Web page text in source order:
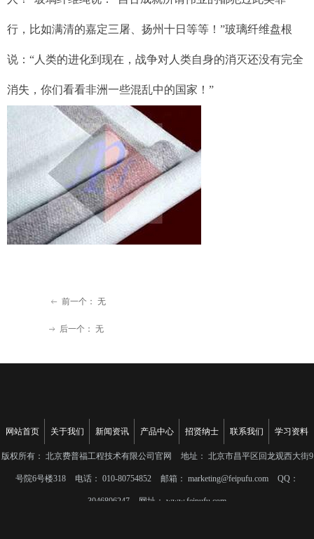
ꂃ 前一个： 无
ꁹ 后一个： 无
行，比如满清的嘉定三屠、扬州十日等等！”玻璃纤维盘根
说：“人类的进化到现在，战争对人类自身的消灭还没有完全
消失，你们看看非洲一些混乱中的国家！”
网站首页 关于我们 新闻资讯 产品中心 招贤纳士 联系我们 学习资料
版权所有： 北京费普福工程技术有限公司官网 地址： 北京市昌平区回龙观西大街9
号院6号楼318 电话： 010-80754852 邮箱： marketing@feipufu.com QQ：
3046806247 网址： www.feipufu.com